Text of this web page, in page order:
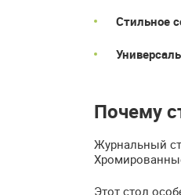
Стильное
Почему
Журнальный
Этот стол